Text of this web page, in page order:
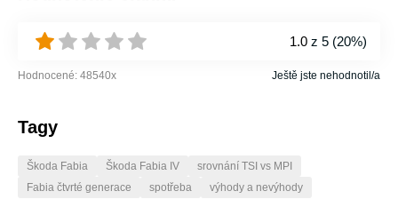
1.0 z 5 (20%)
Hodnocené: 48540x Ještě jste nehodnotil/a
Tagy
Škoda Fabia Škoda Fabia IV
srovnání TSI vs MPI
Fabia čtvrté generace
spotřeba výhody a nevýhody